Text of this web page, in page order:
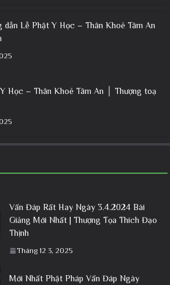
dẫn Lễ Phật Y Học – Thân Khoẻ Tâm An
Học – Thân Khoẻ Tâm An │ Thượng toạ
Vấn Đáp Rất Hay Ngày 3.4.2024 Bài
Giảng Mới Nhất | Thượng Tọa Thích Đạo
Thịnh
Tháng 12 3, 2025
Mới Nhất Phật Pháp Vấn Đáp Ngày